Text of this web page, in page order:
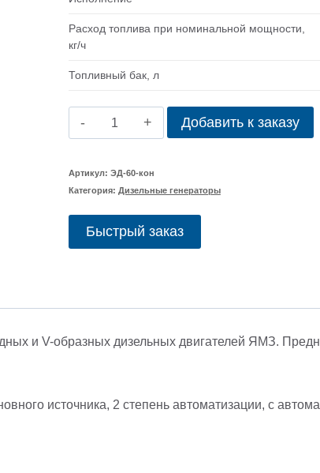
Расход топлива при номинальной мощности,
кг/ч
Топливный бак, л
Количество
Дизельный
генератор
Добавить к заказу
Артикул: ЭД-60-кон
Категория: Дизельные генераторы
Быстрый заказ
и V-образных дизельных двигателей ЯМЗ.
источника, 2 степень автоматизации, с